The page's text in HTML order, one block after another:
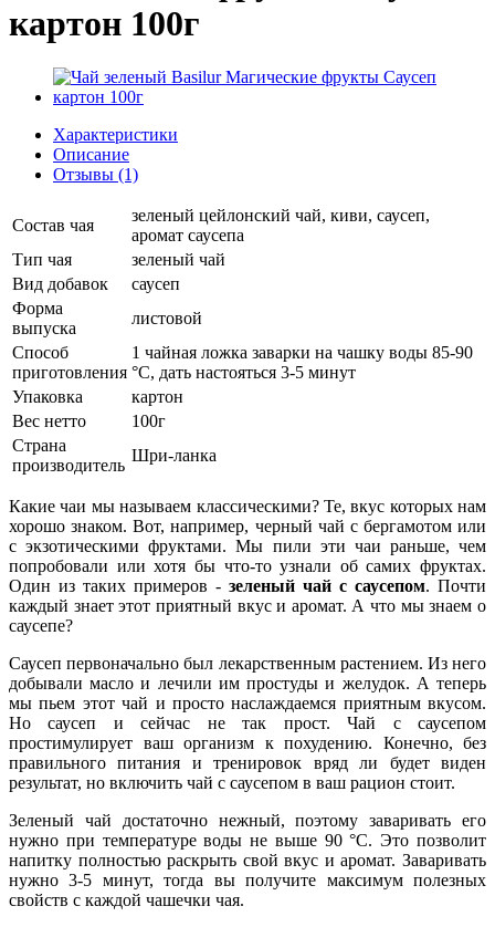
картон 100г
Характеристики
Описание
Отзывы (1)
Состав чая
зеленый цейлонский чай, киви, саусеп,
аромат саусепа
Тип чая
зеленый чай
Вид добавок
саусеп
Форма
выпуска
листовой
Способ
приготовления
1 чайная ложка заварки на чашку воды 85-90
°C, дать настояться 3-5 минут
Упаковка
картон
Вес нетто
100г
Страна
производитель
Шри-ланка
Какие чаи мы называем классическими? Те, вкус которых нам
хорошо знаком. Вот, например, черный чай с бергамотом или
с экзотическими фруктами. Мы пили эти чаи раньше, чем
попробовали или хотя бы что-то узнали об самих фруктах.
Один из таких примеров - зеленый чай с саусепом. Почти
каждый знает этот приятный вкус и аромат. А что мы знаем о
саусепе?
Саусеп первоначально был лекарственным растением. Из него
добывали масло и лечили им простуды и желудок. А теперь
мы пьем этот чай и просто наслаждаемся приятным вкусом.
Но саусеп и сейчас не так прост. Чай с саусепом
простимулирует ваш организм к похудению. Конечно, без
правильного питания и тренировок вряд ли будет виден
результат, но включить чай с саусепом в ваш рацион стоит.
Зеленый чай достаточно нежный, поэтому заваривать его
нужно при температуре воды не выше 90 °C. Это позволит
напитку полностью раскрыть свой вкус и аромат. Заваривать
нужно 3-5 минут, тогда вы получите максимум полезных
свойств с каждой чашечки чая.